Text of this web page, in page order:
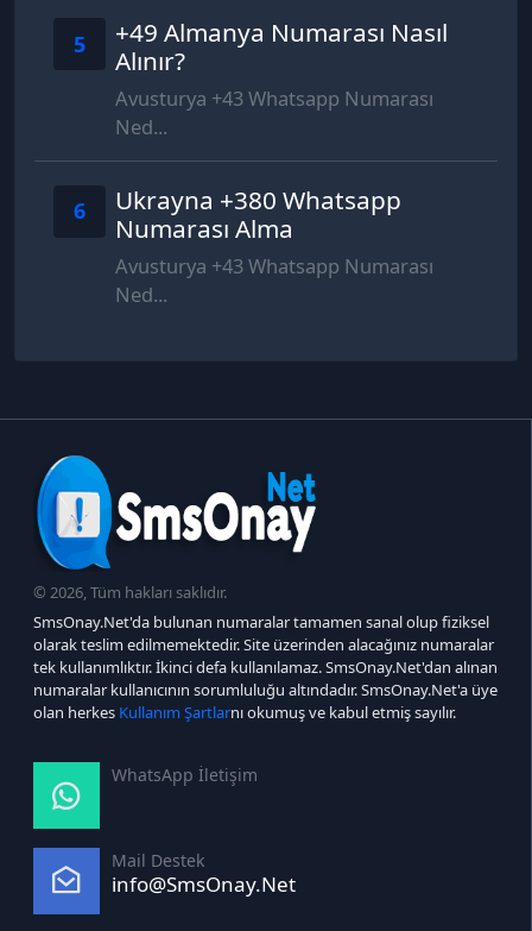
5
+49 Almanya Numarası Nasıl
Alınır?
Avusturya +43 Whatsapp Numarası
Ned...
6
Ukrayna +380 Whatsapp
Numarası Alma
Avusturya +43 Whatsapp Numarası
Ned...
© 2026, Tüm hakları saklıdır.
SmsOnay.Net'da bulunan numaralar tamamen sanal olup fiziksel
olarak teslim edilmemektedir. Site üzerinden alacağınız numaralar
tek kullanımlıktır. İkinci defa kullanılamaz. SmsOnay.Net'dan alınan
numaralar kullanıcının sorumluluğu altındadır. SmsOnay.Net'a üye
olan herkes Kullanım Şartlarnı okumuş ve kabul etmiş sayılır.
WhatsApp İletişim
Mail Destek
info@SmsOnay.Net